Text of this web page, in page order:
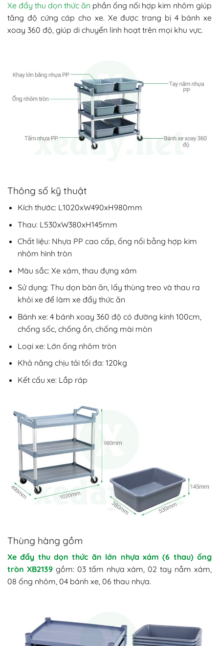
Xe đẩy thu dọn thức ăn phần ống nối hợp kim nhôm giúp
tăng độ cứng cáp cho xe. Xe được trang bị 4 bánh xe
xoay 360 độ, giúp di chuyển linh hoạt trên mọi khu vực.
Thông số kỹ thuật
Kích thước: L1020xW490xH980mm
Thau: L530xW380xH145mm
Chất liệu: Nhựa PP cao cấp, ống nối bằng hợp kim
nhôm hình tròn
Màu sắc: Xe xám, thau đựng xám
Sử dụng: Thu dọn bàn ăn, lấy thùng treo và thau ra
khỏi xe để làm xe đẩy thức ăn
Bánh xe: 4 bánh xoay 360 độ có đường kính 100cm,
chống sốc, chống ồn, chống mài mòn
Loại xe: Lớn ống nhôm tròn
Khả năng chịu tải tối đa: 120kg
Kết cấu xe: Lắp ráp
Thùng hàng gồm
Xe đẩy thu dọn thức ăn lớn nhựa xám (6 thau) ống
tròn XB2139gồm: 03 tấm nhựa xám, 02 tay nắm xám,
08 ống nhôm, 04 bánh xe, 06 thau nhựa.